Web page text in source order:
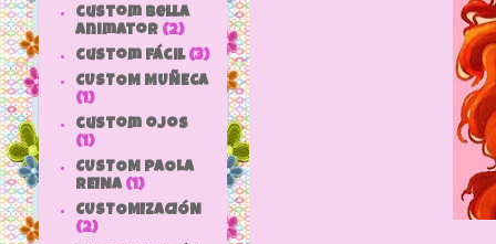
custom bella
animator (2)
custom fácil (3)
CUSTOM MUÑECA
(1)
custom ojos
(1)
CUSTOM PAOLA
REINA (1)
CUSTOMIZACIÓN
(2)